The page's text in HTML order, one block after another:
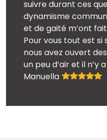
suivre durant ces
dynamisme
et de gaité m’ont
Pour vous tout est si
nous avez ouvert
un peu d’air et il n’y
Manuella